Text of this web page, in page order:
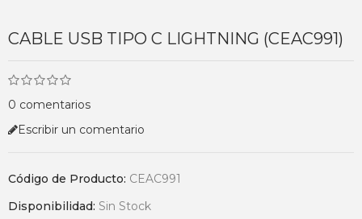
CABLE USB TIPO C LIGHTNING (CEAC991)
0 comentarios
Escribir un comentario
Código de Producto: CEAC991
Disponibilidad: Sin Stock